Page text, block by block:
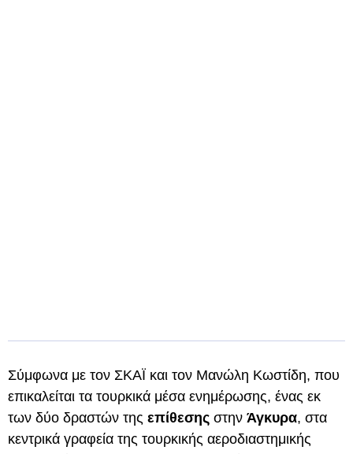
Σύμφωνα με τον ΣΚΑΪ και τον Μανώλη Κωστίδη, που
επικαλείται τα τουρκικά μέσα ενημέρωσης, ένας εκ
των δύο δραστών της επίθεσης στην Άγκυρα, στα
κεντρικά γραφεία της τουρκικής αεροδιαστημικής